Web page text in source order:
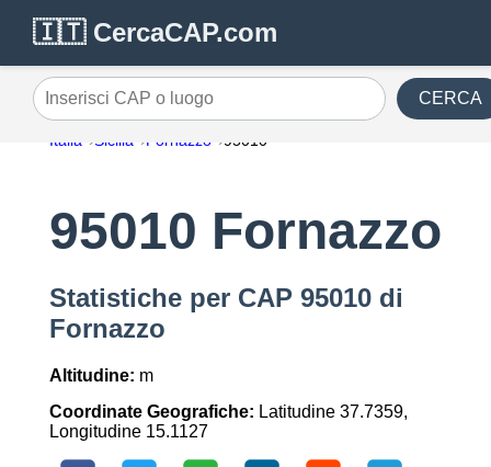
🇮🇹 CercaCAP.com
Inserisci CAP o luogo CERCA
Italia Sicilia Fornazzo 95010
95010 Fornazzo
Statistiche per CAP 95010 di
Fornazzo
Altitudine: m
Coordinate Geografiche: Latitudine 37.7359,
Longitudine 15.1127